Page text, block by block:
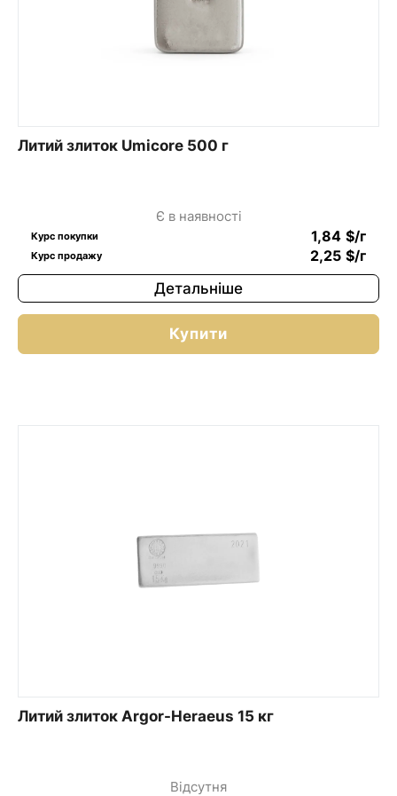
Литий злиток Umicore 500 г
Є в наявності
Курс покупки 1,84 $/г
Курс продажу 2,25 $/г
Детальніше
Купити
Литий злиток Argor-Heraeus 15 кг
Відсутня